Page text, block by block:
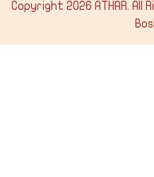
Copyright 2026 ATHAR. All